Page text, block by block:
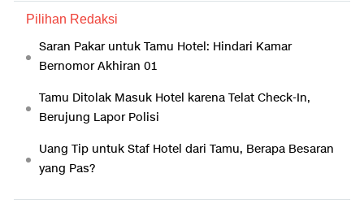
Pilihan Redaksi
Saran Pakar untuk Tamu Hotel: Hindari Kamar
Bernomor Akhiran 01
Tamu Ditolak Masuk Hotel karena Telat Check-In,
Berujung Lapor Polisi
Uang Tip untuk Staf Hotel dari Tamu, Berapa Besaran
yang Pas?